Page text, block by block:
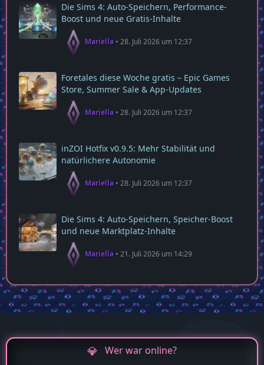
Die Sims 4: Auto-Speichern, Performance-
Boost und neue Gratis-Inhalte
Mariella 28. Juli 2026 um 12:37
Foretales diese Woche gratis – Epic Games
Store, Summer Sale & App‑Updates
Mariella 28. Juli 2026 um 12:37
inZOI Hotfix v0.9.5: Mehr Stabilität und
natürlichere Autonomie
Mariella 28. Juli 2026 um 12:37
Die Sims 4: Auto‑Speichern, Speicher‑Boost
und neue Marktplatz‑Inhalte
Mariella 21. Juli 2026 um 14:29
Wer war online?